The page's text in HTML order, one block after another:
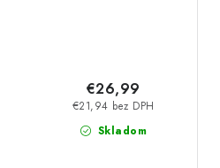
Skladom
€21,94 bez DPH
€26,99